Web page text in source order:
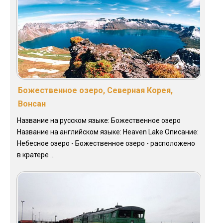
Божественное озеро, Северная Корея,
Вонсан
Название на русском языке: Божественное озеро
Название на английском языке: Heaven Lake Описание:
Небесное озеро - Божественное озеро - расположено
в кратере ...